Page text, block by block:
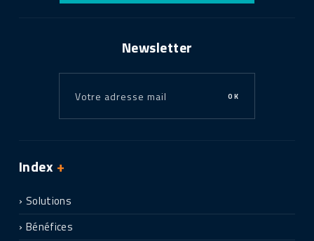
i
é
v
Newsletter
OK
Index +
Solutions
Bénéfices